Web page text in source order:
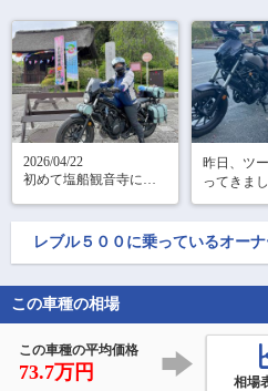
2026/04/22
初めて塩船観音寺に行
ょっと早過ぎたかもし
れないな…😅来年は焦
昨日、ツ
ってきまし
伊勢まで
を食べに
大阪府出
の駅で、
バーグ『
ー』ボリ
レブル５００ に乗っているオー
この車種の相場
この車種の平均価格
73.7万円 相場